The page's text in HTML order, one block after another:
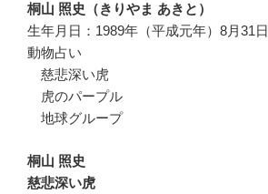
桐山 照史（きりやま あきと）
生年月日：1989年（平成元年）8月31日
動物占い
慈悲深い虎
虎のパープル
地球グループ
桐山 照史
慈悲深い虎